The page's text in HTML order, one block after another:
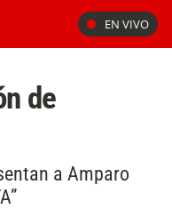
EN VIVO
de
a Amparo